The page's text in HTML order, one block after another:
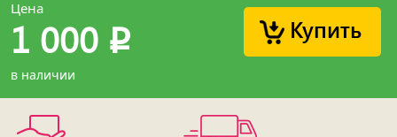
Купить
Цена
1 000 p
в наличии